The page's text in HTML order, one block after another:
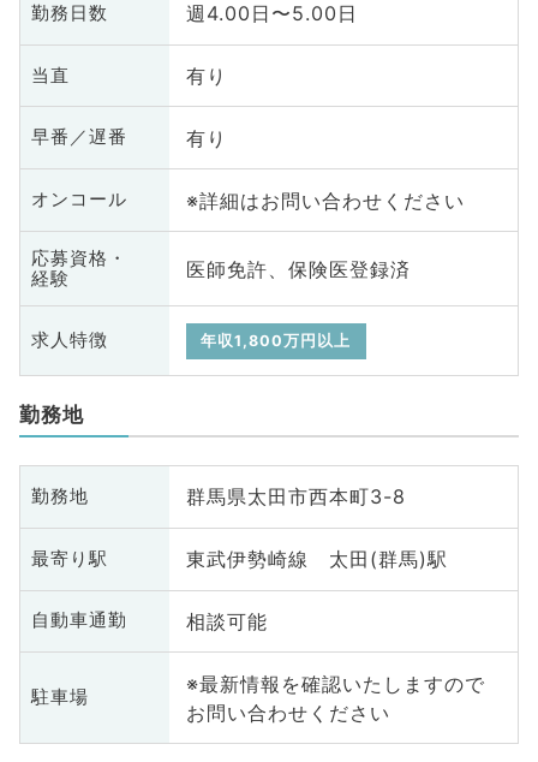
勤務日数 週4.00日〜5.00日
当直 有り
早番／遅番 有り
オンコール ※詳細はお問い合わせください
応募資格・
経験
医師免許、保険医登録済
求人特徴 年収1,800万円以上
勤務地
勤務地 群馬県太田市西本町3-8
最寄り駅 東武伊勢崎線 太田(群馬)駅
自動車通勤 相談可能
駐車場
※最新情報を確認いたしますので
お問い合わせください